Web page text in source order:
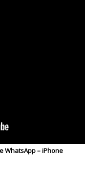
WhatsApp – iPhone